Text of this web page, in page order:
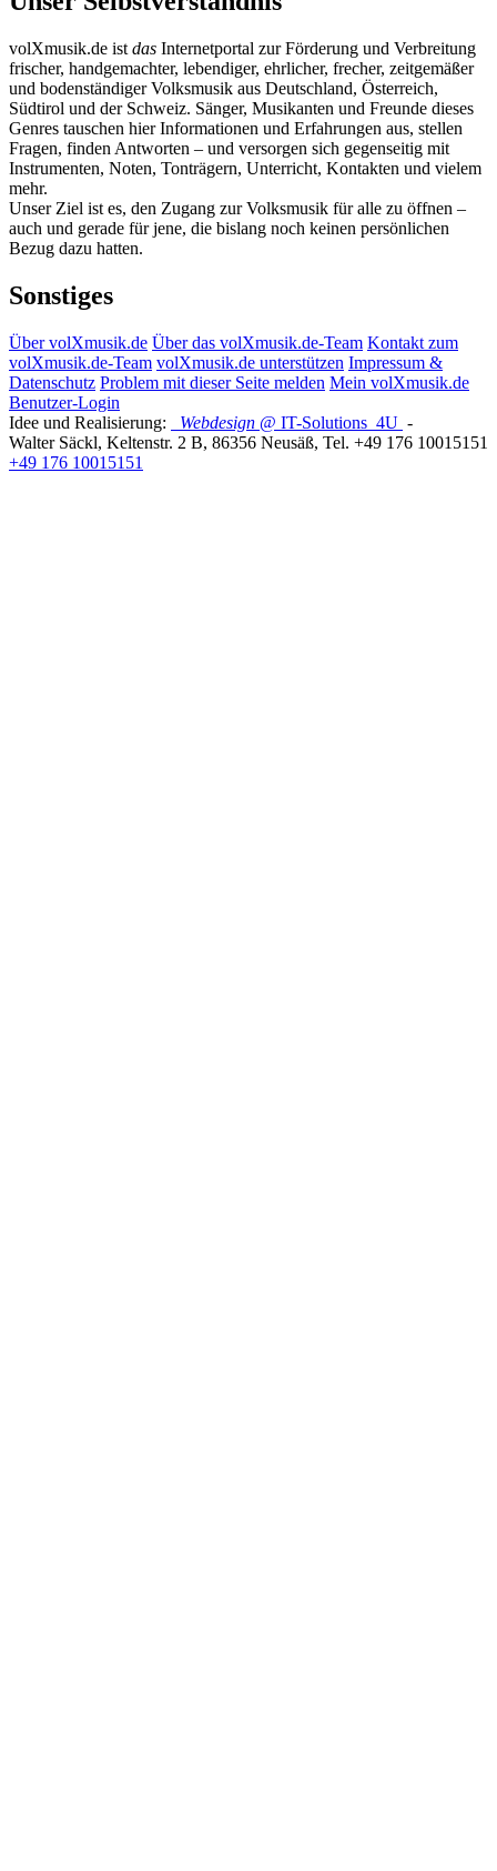
volXmusik.de ist das Internetportal zur Förderung und Verbreitung
frischer, handgemachter, lebendiger, ehrlicher, frecher, zeitgemäßer
und bodenständiger Volksmusik aus Deutschland, Österreich,
Südtirol und der Schweiz. Sänger, Musikanten und Freunde dieses
Genres tauschen hier Informationen und Erfahrungen aus, stellen
Fragen, finden Antworten – und versorgen sich gegenseitig mit
Instrumenten, Noten, Tonträgern, Unterricht, Kontakten und vielem
mehr.
Unser Ziel ist es, den Zugang zur Volksmusik für alle zu öffnen –
auch und gerade für jene, die bislang noch keinen persönlichen
Bezug dazu hatten.
Sonstiges
Über volXmusik.de Über das volXmusik.de-Team Kontakt zum
volXmusik.de-Team volXmusik.de unterstützen Impressum &
Datenschutz Problem mit dieser Seite melden Mein volXmusik.de
Benutzer-Login
Idee und Realisierung:
Webdesign @ IT-Solutions 4U -
Walter Säckl, Keltenstr. 2 B, 86356 Neusäß, Tel. +49 176 10015151
+49 176 10015151